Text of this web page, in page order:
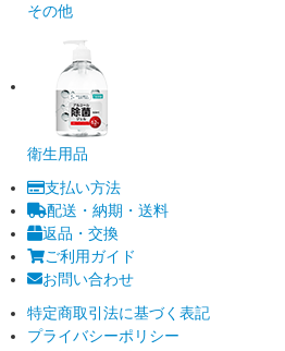
その他
衛生用品
支払い方法
配送・納期・送料
返品・交換
ご利用ガイド
お問い合わせ
特定商取引法に基づく表記
プライバシーポリシー